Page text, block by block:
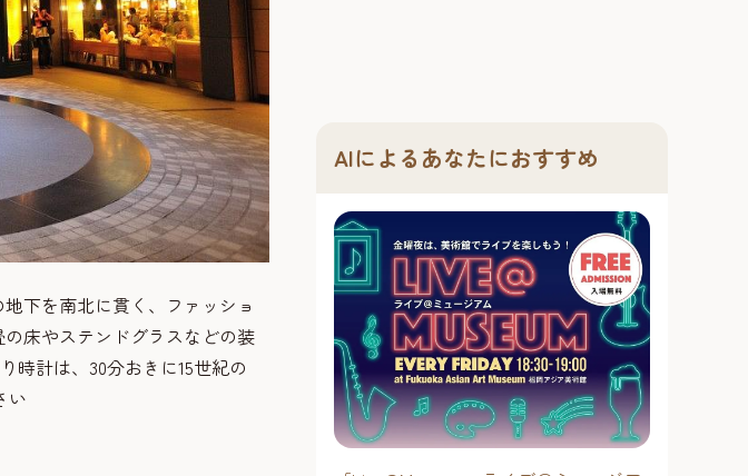
下を南北に貫く、ファッショ
床やステンドグラスなどの装
時計は、30分おきに15世紀の
い
AIによるあなたにおすすめ